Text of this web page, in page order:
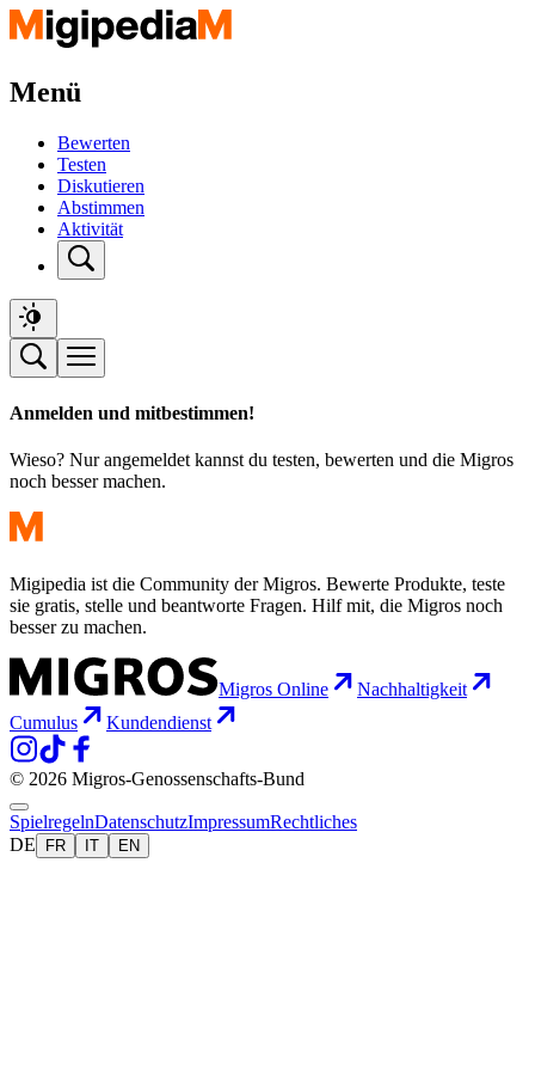
Menü
Bewerten
Testen
Diskutieren
Abstimmen
Aktivität
Anmelden und mitbestimmen!
Wieso? Nur angemeldet kannst du testen, bewerten und die Migros
noch besser machen.
Migipedia ist die Community der Migros. Bewerte Produkte, teste
sie gratis, stelle und beantworte Fragen. Hilf mit, die Migros noch
besser zu machen.
Migros Online
Nachhaltigkeit
Cumulus
Kundendienst
© 2026 Migros-Genossenschafts-Bund
SpielregelnDatenschutzImpressumRechtliches
DE
FR IT EN